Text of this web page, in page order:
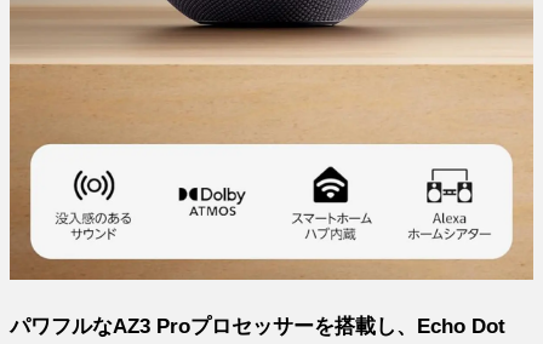
パワフルなAZ3 Proプロセッサーを搭載し、Echo Dot